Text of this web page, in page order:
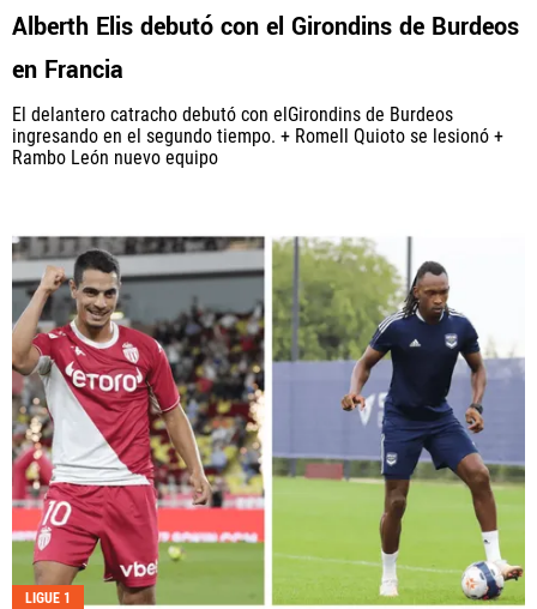
Alberth Elis debutó con el Girondins de Burdeos
en Francia
El delantero catracho debutó con elGirondins de Burdeos
ingresando en el segundo tiempo. + Romell Quioto se lesionó +
Rambo León nuevo equipo
LIGUE 1